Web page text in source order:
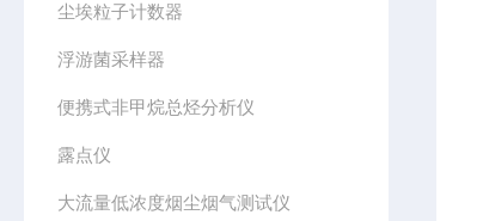
尘埃粒子计数器
浮游菌采样器
便携式非甲烷总烃分析仪
露点仪
大流量低浓度烟尘烟气测试仪